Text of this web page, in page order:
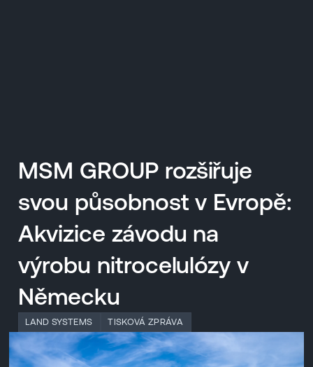
MSM GROUP rozšiřuje
svou působnost v Evropě:
Akvizice závodu na
výrobu nitrocelulózy v
Německu
LAND SYSTEMS TISKOVÁ ZPRÁVA